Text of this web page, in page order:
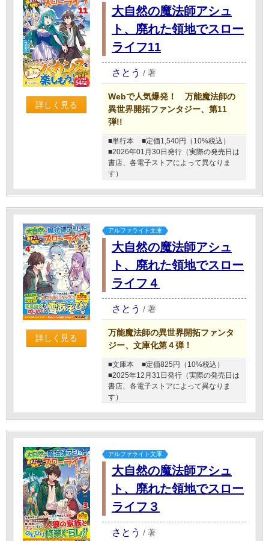
詳しく見る
大自然の魔法師アシュ
ト、廃れた領地でスロー
ライフ11
さとう / 著
Webで人気爆発！ 万能魔法師の
異世界開拓ファンタジー、第11
弾!!
■単行本
■定価1,540円（10%税込）
■2026年01月30日発行（実際の発売日は
書店、各電子ストアによって異なりま
す）
詳しく見る
アルファライト文庫
大自然の魔法師アシュ
ト、廃れた領地でスロー
ライフ４
さとう / 著
万能魔法師の異世界開拓ファンタ
ジー、文庫化第４弾！
■文庫本
■定価825円（10%税込）
■2025年12月31日発行（実際の発売日は
書店、各電子ストアによって異なりま
す）
アルファライト文庫
大自然の魔法師アシュ
ト、廃れた領地でスロー
ライフ３
さとう / 著